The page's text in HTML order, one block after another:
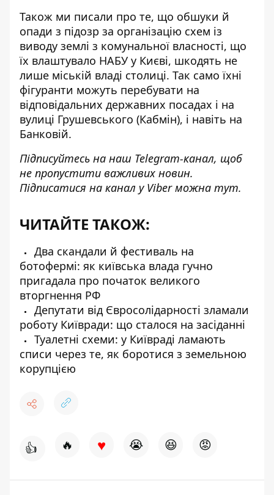
Також ми писали про те, що обшуки й
опади з підозр за організацію схем із
виводу землі з комунальної власності, що
їх влаштувало НАБУ у Києві, шкодять не
лише міській владі столиці. Так само їхні
фігуранти можуть перебувати на
відповідальних державних посадах і на
вулиці Грушевського (Кабмін), і навіть на
Банковій.
Підписуйтесь на наш Telegram-канал, щоб
не пропустити важливих новин.
Підписатися на канал у Viber можна тут.
ЧИТАЙТЕ ТАКОЖ:
Два скандали й фестиваль на
ботофермі: як київська влада гучно
пригадала про початок великого
вторгнення РФ
Депутати від Євросолідарності зламали
роботу Київради: що сталося на засіданні
Туалетні схеми: у Київраді ламають
списи через те, як боротися з земельною
корупцією
👍 🔥 ♥ 😭 😆 😡